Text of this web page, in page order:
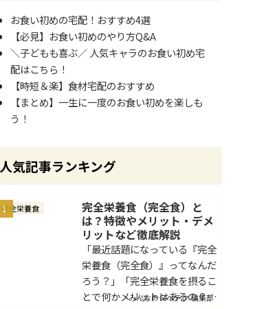
お食い初めの宅配！おすすめ4選
【必見】お食い初めのやり方Q&A
＼子どもも喜ぶ／ 人気キャラのお食い初め宅
配はこちら！
【時短＆楽】食材宅配のおすすめ
【まとめ】一生に一度のお食い初めを楽しも
う！
人気記事ランキング
完全栄養食
完全栄養食（完全食）と
は？特徴やメリット・デメ
リットなど徹底解説
「最近話題になっている『完全
栄養食（完全食）』ってなんだ
ろう？」「完全栄養食を摂るこ
とで何かメリットはあるの？」
みんなのタベテク 編集部